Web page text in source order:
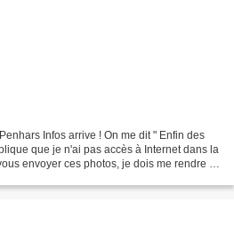
Infos arrive ! On me dit " Enfin des
que je n'ai pas accès à Internet dans la
envoyer ces photos, je dois me rendre à